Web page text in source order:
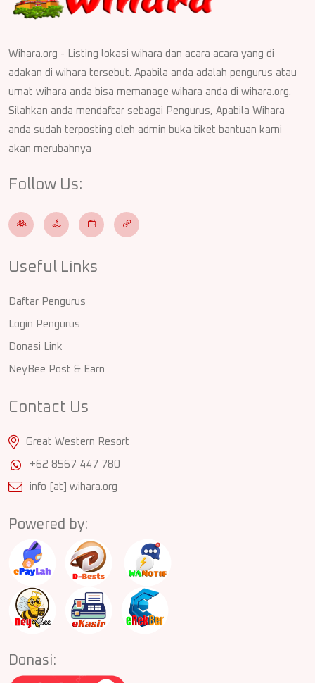
Wihara.org - Listing lokasi wihara dan acara acara yang di
adakan di wihara tersebut. Apabila anda adalah pengurus atau
umat wihara anda bisa memanage wihara anda di wihara.org.
Silahkan anda mendaftar sebagai Pengurus, Apabila Wihara
anda sudah terposting oleh admin buka tiket bantuan kami
akan merubahnya
Follow Us:
Useful Links
Daftar Pengurus
Login Pengurus
Donasi Link
NeyBee Post & Earn
Contact Us
Great Western Resort
+62 8567 447 780
info [at] wihara.org
Powered by:
Donasi: